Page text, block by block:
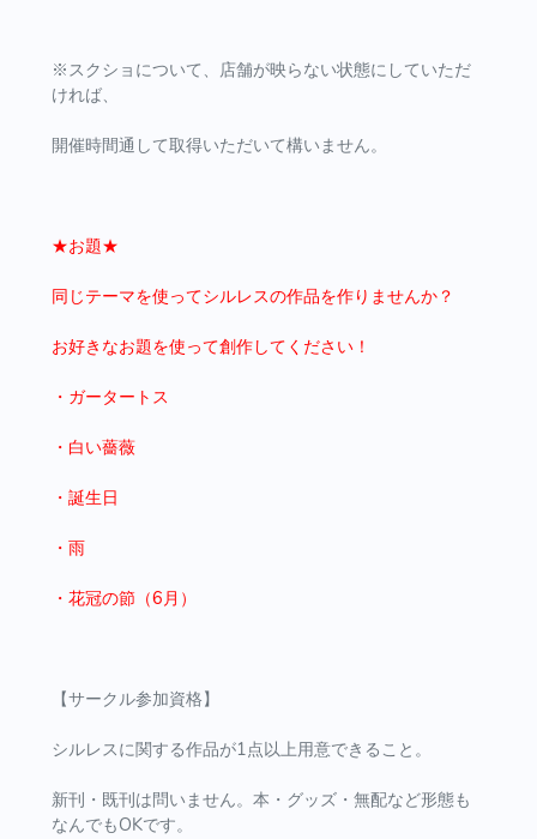
※スクショについて、店舗が映らない状態にしていただ
ければ、
開催時間通して取得いただいて構いません。
★お題★
同じテーマを使ってシルレスの作品を作りませんか？
お好きなお題を使って創作してください！
・ガータートス
・白い薔薇
・誕生日
・雨
・花冠の節（6月）
【サークル参加資格】
シルレスに関する作品が1点以上用意できること。
新刊・既刊は問いません。本・グッズ・無配など形態も
なんでもOKです。